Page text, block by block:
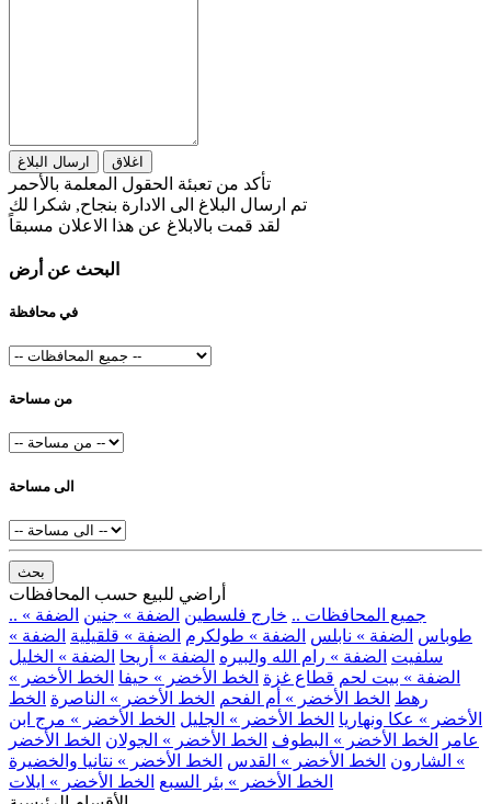
ارسال البلاغ اغلاق
تأكد من تعبئة الحقول المعلمة بالأحمر
تم ارسال البلاغ الى الادارة بنجاح, شكرا لك
لقد قمت بالابلاغ عن هذا الاعلان مسبقاً
البحث عن أرض
في محافظة
من مساحة
الى مساحة
بحث
أراضي للبيع حسب المحافظات
.. جميع المحافظات .. خارج فلسطين الضفة » جنين الضفة »
طوباس الضفة » نابلس الضفة » طولكرم الضفة » قلقيلية الضفة »
سلفيت الضفة » رام الله والبيره الضفة » أريحا الضفة » الخليل
الضفة » بيت لحم قطاع غزة الخط الأخضر » حيفا الخط الأخضر »
رهط الخط الأخضر » أم الفحم الخط الأخضر » الناصرة الخط
الأخضر » عكا ونهاريا الخط الأخضر » الجليل الخط الأخضر » مرج ابن
عامر
الخط الأخضر » البطوف الخط الأخضر » الجولان الخط الأخضر
» الشارون الخط الأخضر » القدس الخط الأخضر » نتانيا والخضيرة
الخط الأخضر » بئر السبع الخط الأخضر » ايلات